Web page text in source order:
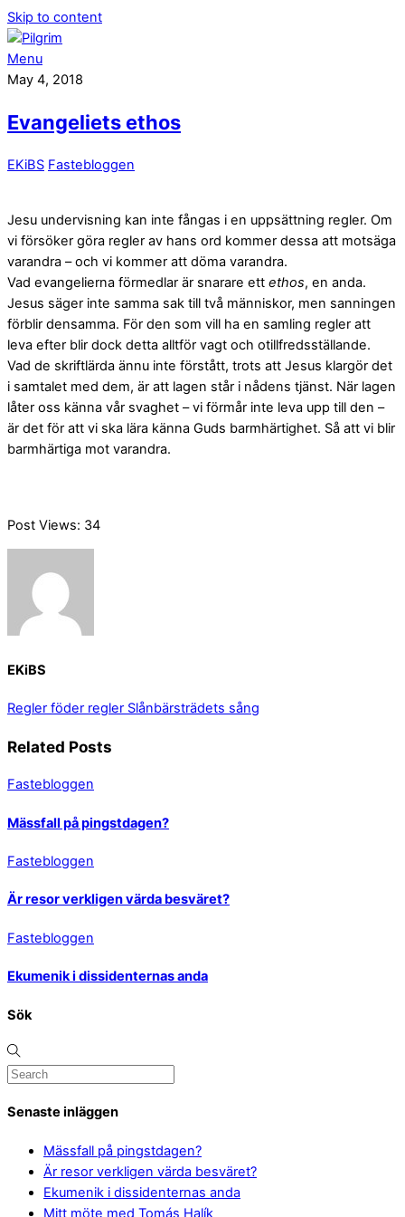
Skip to content
Menu
May 4, 2018
Evangeliets ethos
EKiBS Fastebloggen
Jesu undervisning kan inte fångas i en uppsättning regler. Om
vi försöker göra regler av hans ord kommer dessa att motsäga
varandra – och vi kommer att döma varandra.
Vad evangelierna förmedlar är snarare ett ethos, en anda.
Jesus säger inte samma sak till två människor, men sanningen
förblir densamma. För den som vill ha en samling regler att
leva efter blir dock detta alltför vagt och otillfredsställande.
Vad de skriftlärda ännu inte förstått, trots att Jesus klargör det
i samtalet med dem, är att lagen står i nådens tjänst. När lagen
låter oss känna vår svaghet – vi förmår inte leva upp till den –
är det för att vi ska lära känna Guds barmhärtighet. Så att vi blir
barmhärtiga mot varandra.
Post Views: 34
EKiBS
Regler föder regler Slånbärsträdets sång
Related Posts
Fastebloggen
Mässfall på pingstdagen?
Fastebloggen
Är resor verkligen värda besväret?
Fastebloggen
Ekumenik i dissidenternas anda
Sök
Senaste inläggen
Mässfall på pingstdagen?
Är resor verkligen värda besväret?
Ekumenik i dissidenternas anda
Mitt möte med Tomás Halík